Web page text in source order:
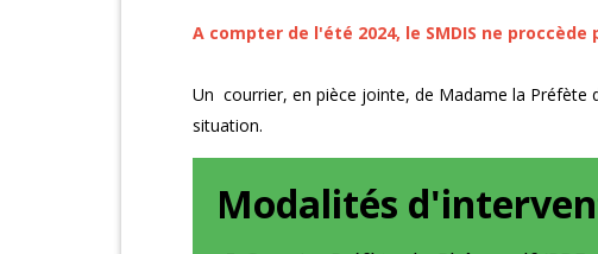
A compter de l'été 2024, le SMDIS ne
Un courrier, en pièce jointe, de Madame la Préfète
situation.
Modalités